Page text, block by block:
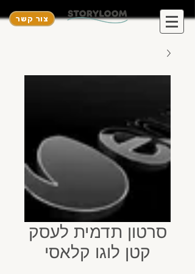
צור קשר
סרטון תדמית לעסק
קטן לוגו קלאסי